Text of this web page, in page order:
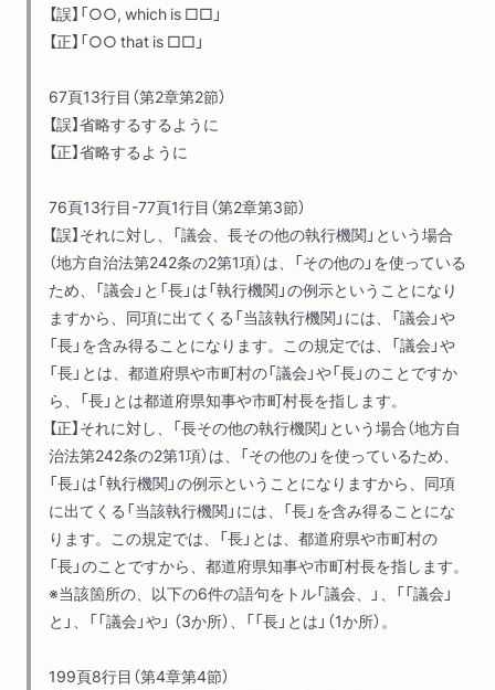
なら言及されない／概念の相対性
１ 条文を個別の事例に適用する
一般的なルールを具体的な場面に生かす／行政機関も個別の事
例での判断を行う／原文は横書き
三段論法／法的三段論法／認知症罹患者列車事故（ＪＲ東海）の
最高裁判決の構造を読み取る
３ 最高裁判決は一般的な規範を示すものか
そもそも「判例」とは何か／藤田宙靖「最高裁判例とは何か」
４ 様々な最高裁判決を読む
コンテナ倉庫の最高裁決定／那須塩原別荘地の最高裁判決／敦
賀市区域内最終処分場の最高裁判決／裁判所ウェブサイトの「判
示事項」／上告受理の申立て
５ 下級審判決を読む
地裁判決を1件だけ選んで読む／判決の背景／判決を見付ける／
判決の組立てをつかむ／判決が示した「規範」を読み解く
６ 立証責任
立証責任とは／「どちらともいえない」がある世界／「推定する」
と「みなす」
第５章 リーガルリサーチ
ツールを漫遊してみる／わかったことを書いてみる／当たりを
【誤】「○○, which is □□」
【正】「○○ that is □□」
67頁13行目（第2章第2節）
【誤】省略するするように
【正】省略するように
76頁13行目-77頁1行目（第2章第3節）
【誤】それに対し、「議会、⻑その他の執⾏機関」という場合
（地⽅⾃治法第242条の2第1項）は、「その他の」を使っている
ため、「議会」と「⻑」は「執⾏機関」の例⽰ということになり
ますから、同項に出てくる「当該執⾏機関」には、「議会」や
「⻑」を含み得ることになります。この規定では、「議会」や
「⻑」とは、都道府県や市町村の「議会」や「⻑」のことですか
ら、「⻑」とは都道府県知事や市町村⻑を指します。
【正】それに対し、「⻑その他の執⾏機関」という場合（地⽅⾃
治法第242条の2第1項）は、「その他の」を使っているため、
「⻑」は「執⾏機関」の例⽰ということになりますから、同項
に出てくる「当該執⾏機関」には、「⻑」を含み得ることにな
ります。この規定では、「⻑」とは、都道府県や市町村の
「⻑」のことですから、都道府県知事や市町村⻑を指します。
※当該箇所の、以下の6件の語句をトル「議会、」、「「議会」
と」、「「議会」や」 （3か所）、「「⻑」とは」（1か所）。
199頁8行目（第4章第4節）